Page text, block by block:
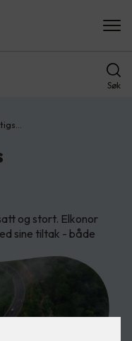
Søk
og stort. Elkonor
sine tiltak - både